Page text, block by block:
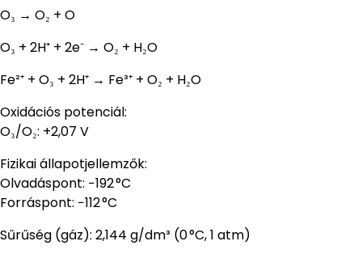
O₃ → O₂ + O
O₃ + 2H⁺ + 2e⁻ → O₂ + H₂O
Fe²⁺ + O₃ + 2H⁺ → Fe³⁺ + O₂ + H₂O
Oxidációs potenciál:
O₃/O₂: +2,07 V
Fizikai állapotjellemzők:
Olvadáspont: −192 °C
Forráspont: −112 °C
Sűrűség (gáz): 2,144 g/dm³ (0 °C, 1 atm)